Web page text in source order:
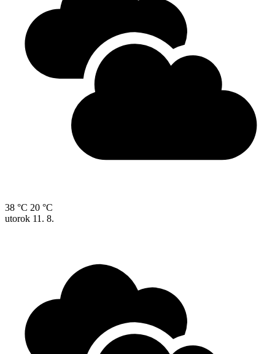
38 °C 20 °C
utorok 11. 8.